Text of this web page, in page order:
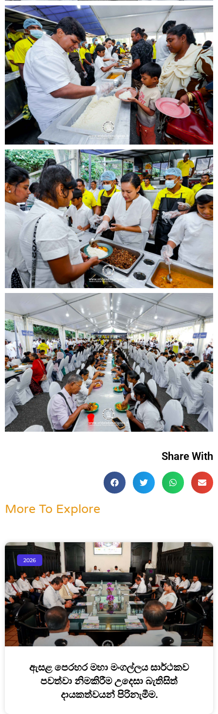
Share With
More To Explore
2026
ඇසළ පෙරහර මහා මංගල්ලය සාර්ථකව
පවත්වා නිමකිරීම උදෙසා බැතිසිත්
දායකත්වයන් පිරිනැමීම.